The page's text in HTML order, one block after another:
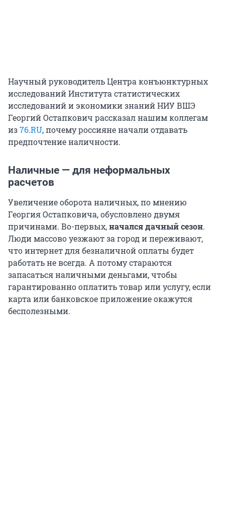
Научный руководитель Центра конъюнктурных
исследований Института статистических
исследований и экономики знаний НИУ ВШЭ
Георгий Остапкович рассказал нашим коллегам
из76.RU, почему россияне начали отдавать
предпочтение наличности.
Наличные — для неформальных
расчетов
Увеличение оборота наличных, по мнению
Георгия Остапковича, обусловлено двумя
причинами. Во-первых,начался дачный сезон.
Люди массово уезжают за город и переживают,
что интернет для безналичной оплаты будет
работать не всегда. А потому стараются
запасаться наличными деньгами, чтобы
гарантированно оплатить товар или услугу, если
карта или банковское приложение окажутся
бесполезными.